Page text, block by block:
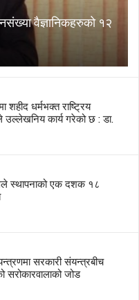
वैज्ञानिकहरुको १२
शहीद धर्मभक्त राष्ट्रिय
उल्लेखनिय कार्य गरेको छ : डा.
स्थापनाको एक दशक १८
सरकारी संयन्त्रबीच
सरोकारवालाको जोड